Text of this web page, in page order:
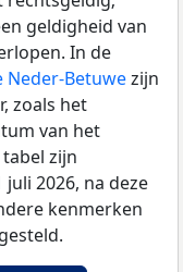
geldigheid van
In de
Neder-Betuwezijn
zoals het
van het
zijn
2026, na deze
kenmerken